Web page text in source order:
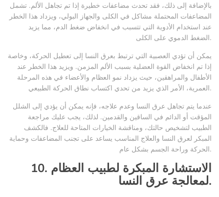
بالإضافة إلى ذلك، فقد تحدث مضاعفات خطيرة إذا تم تجاهل الألم. تشمل
المضاعفات المحتملة مشاكل في الكلى والجهاز البولي، ويزداد هذا الخطر
عند استخدام الأدوية التي تتسبب في انخفاض ضغط الدم، مما يزيد
الضغط الدموي على الكلى.
يمكن أن تؤدي العصبية التي ترتبط بعرق النسا إلى تعطيل الحركة، وخاصة
إذا تم انخفاض القوة العضلية بسبب الألم المزمن. ويزيد هذا الخطر عند
الأطفال والمراهقين، حيث يزداد نمو العظام والأعضاء في هذه المرحلة
العمرية، الأمر الذي يزيد من تحدي اكتساب نطاق الحركة الطبيعي.
عندما يتم تجاهل عرق النسا وعدم علاجه، فإنه يمكن أن يؤدي إلى الشلل
المؤقت أو الدائم في الساقين والقدمين. لذلك، يجب عليك مراجعة
الطبيب لتشخيص حالتك، ومناقشة الخيارات المتاحة للعلاج. فالكشف
المبكر لعرق النسا والعلاج المناسب يساعد على تجنب المضاعفات وحماية
الحركة وراحة الجسم بشكل عام.
10. الاستشارة المبكرة لطبيب العظام
لمعالجة عرق النسا.